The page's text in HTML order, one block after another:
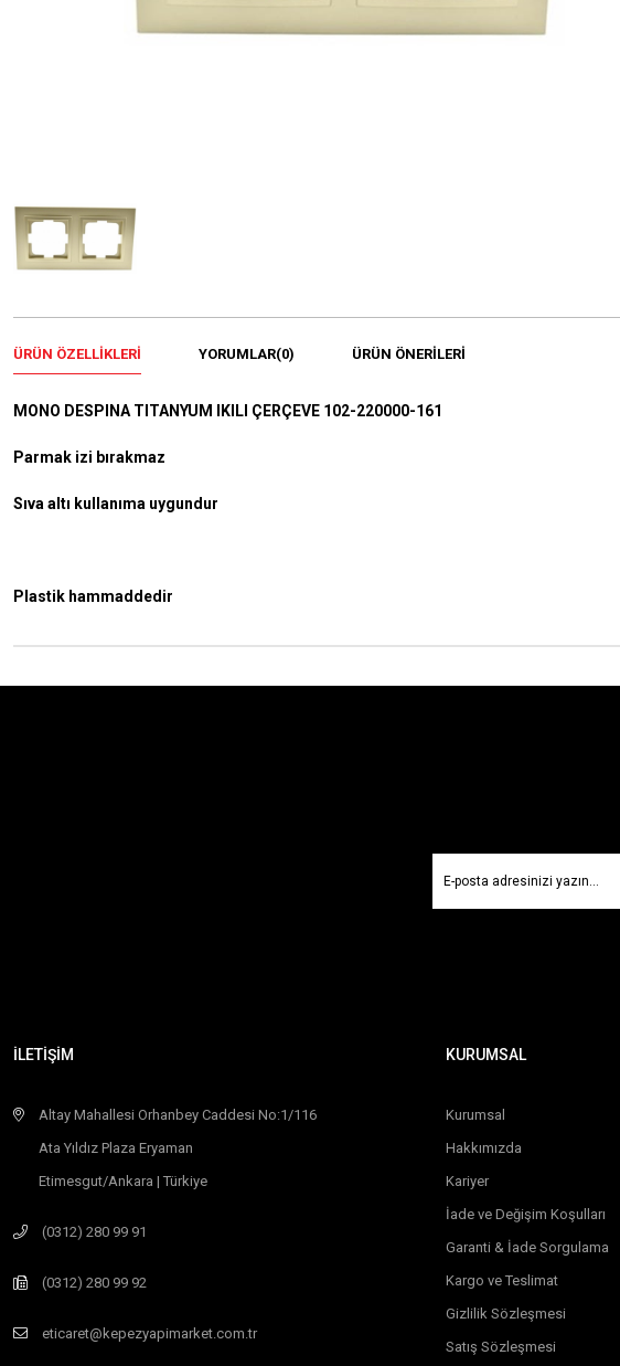
ÜRÜN ÖZELLIKLERI YORUMLAR(0) ÜRÜN ÖNERILERI
MONO DESPINA TITANYUM IKILI ÇERÇEVE 102-220000-161
Parmak izi bırakmaz
Sıva altı kullanıma uygundur
Plastik hammaddedir
İLETİŞİM
Altay Mahallesi Orhanbey Caddesi No:1/116
Ata Yıldız Plaza Eryaman
Etimesgut/Ankara | Türkiye
(0312) 280 99 91
(0312) 280 99 92
eticaret@kepezyapimarket.com.tr
KURUMSAL
Kurumsal
Hakkımızda
Kariyer
İade ve Değişim Koşulları
Garanti & İade Sorgulama
Kargo ve Teslimat
Gizlilik Sözleşmesi
Satış Sözleşmesi